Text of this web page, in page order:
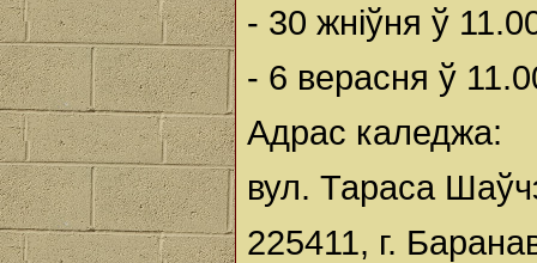
- 30 жніўня ў
- 6 верасня ў
Адрас каледжа:
вул. Тараса
225411, г.